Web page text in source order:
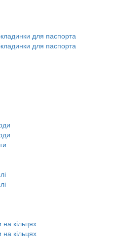
для паспорта
для паспорта
кільцях
кільцях